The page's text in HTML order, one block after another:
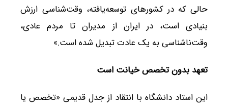
حالی که در کشورهای توسعه‌یافته، وقت‌شناسی ارزش
بنیادی است، در ایران از مدیران تا مردم عادی،
وقت‌ناشناسی به یک عادت تبدیل شده است.»
تعهد بدون تخصص خیانت است
این استاد دانشگاه با انتقاد از جدل قدیمی «تخصص یا